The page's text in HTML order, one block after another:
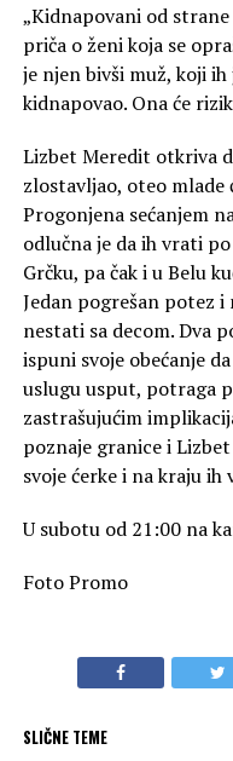
„Kidnapovani od
priča o ženi koja se
je njen bivši muž, koji
kidnapovao. Ona će
Lizbet Meredit otkriva
zlostavljao, oteo mlade
Progonjena sećanjem
odlučna je da ih vrati
Grčku, pa čak i u Belu
Jedan pogrešan potez i
nestati sa decom. Dva
ispuni svoje obećanje
uslugu usput, potraga
zastrašujućim
poznaje granice i
svoje ćerke i na kraju ih
U subotu od 21:00 na
Foto Promo
SLIČNE TEME